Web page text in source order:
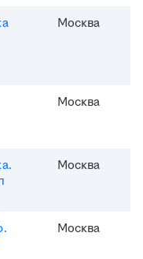
Москва
Москва
Москва
Москва